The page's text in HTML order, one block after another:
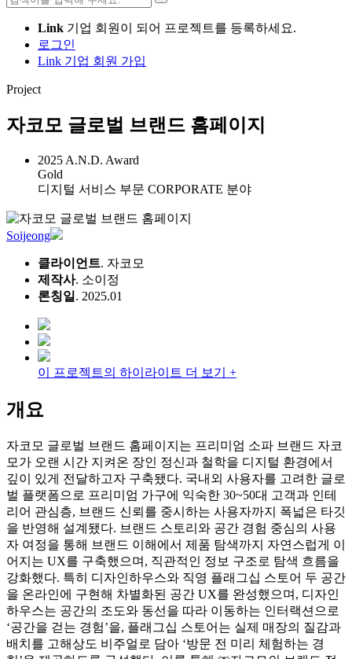
색:
Link 기업 회원이 되어 프로젝트를 등록하세요.
로그인
Link 기업 회원 가입
Project
자코모 글로벌 브랜드 홈페이지
2025 A.N.D. Award
Gold
디지털 서비스 부문 CORPORATE 분야
Soijeong
클라이언트. 자코모
제작사. 소이정
론칭일 . 2025.01
이 프로젝트의 하이라이트 더 보기 +
개요
자코모 글로벌 브랜드 홈페이지는 프리미엄 소파 브랜드 자코
모가 오랜 시간 지켜온 장인 정신과 철학을 디지털 환경에서
깊이 있게 전달하고자 구축됐다. 국내외 사용자를 고려한 글로
벌 플랫폼으로 프리미엄 가구에 익숙한 30~50대 고객과 인테
리어 관심층, 브랜드 신뢰를 중시하는 사용자까지 폭넓은 타깃
을 반영해 설계됐다. 브랜드 스토리와 공간 경험 중심의 사용
자 여정을 통해 브랜드 이해에서 제품 탐색까지 자연스럽게 이
어지는 UX를 구축했으며, 직관적인 정보 구조로 탐색 흐름을
강화했다. 특히 디자인하우스와 직영 플래그십 스토어 두 공간
을 온라인에 구현해 차별화된 공간 UX를 완성했으며, 디자인
하우스는 공간의 조도와 동선을 따라 이동하는 인터랙션으로
‘공간을 걷는 경험’을, 플래그십 스토어는 실제 매장의 질감과
배치를 고해상도 비주얼로 담아 ‘방문 전 미리 체험하는 경